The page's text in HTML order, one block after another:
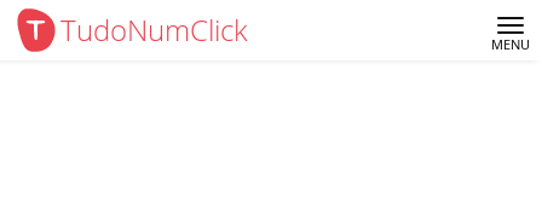
TudoNumClick MENU